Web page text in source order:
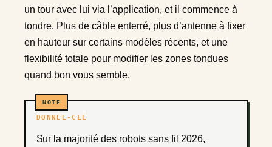
un tour avec lui via l’application, et il commence à
tondre. Plus de câble enterré, plus d’antenne à fixer
en hauteur sur certains modèles récents, et une
flexibilité totale pour modifier les zones tondues
quand bon vous semble.
DONNÉE-CLÉ
Sur la majorité des robots sans fil 2026,